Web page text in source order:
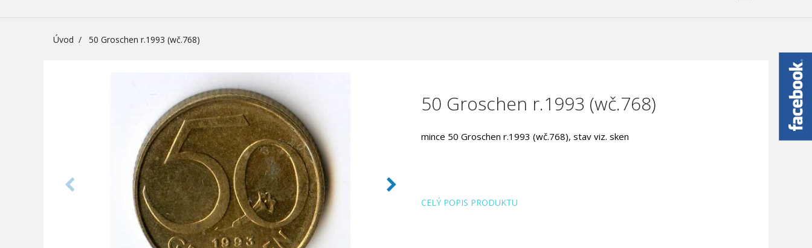
Úvod 50 Groschen r.1993 (wč.768)
50 Groschen r.1993 (wč.768)
mince 50 Groschen r.1993 (wč.768), stav viz. sken
CELÝ POPIS PRODUKTU